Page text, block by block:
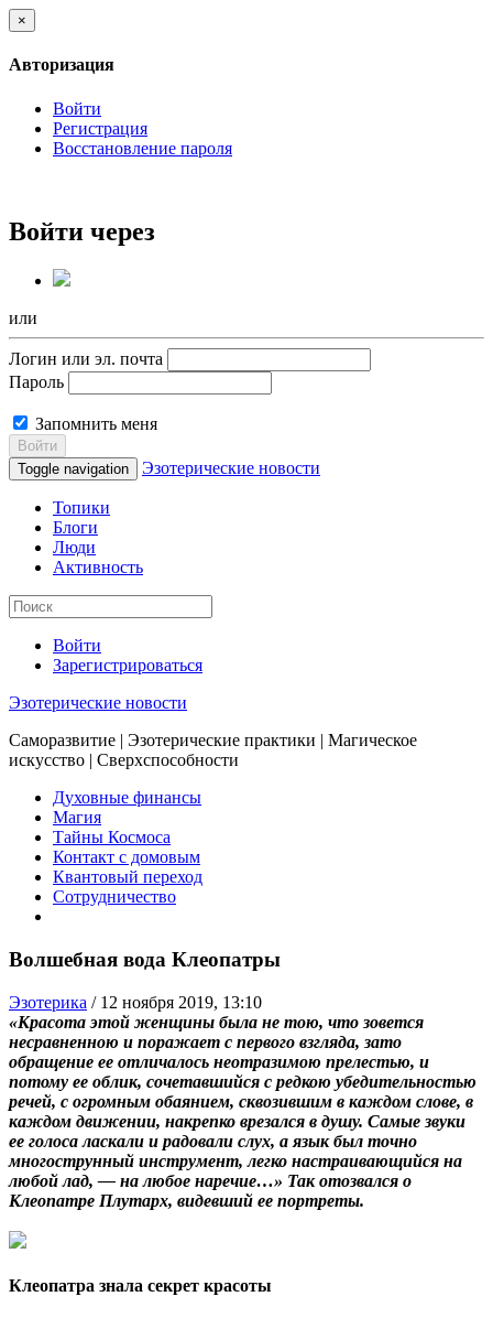
×
Авторизация
Войти
Регистрация
Восстановление пароля
Войти через
или
Логин или эл. почта
Пароль
Запомнить меня
Войти
Toggle navigation
Эзотерические новости
Топики
Блоги
Люди
Активность
Войти
Зарегистрироваться
Эзотерические новости
Саморазвитие | Эзотерические практики | Магическое
искусство | Сверхспособности
Духовные финансы
Магия
Тайны Космоса
Контакт с домовым
Квантовый переход
Сотрудничество
Волшебная вода Клеопатры
Эзотерика / 12 ноября 2019, 13:10
«Красота этой женщины была не тою, что зовется
несравненною и поражает с первого взгляда, зато
обращение ее отличалось неотразимою прелестью, и
потому ее облик, сочетавшийся с редкою убедительностью
речей, с огромным обаянием, сквозившим в каждом слове, в
каждом движении, накрепко врезался в душу. Самые звуки
ее голоса ласкали и радовали слух, а язык был точно
многострунный инструмент, легко настраивающийся на
любой лад, — на любое наречие…» Так отозвался о
Клеопатре Плутарх, видевший ее портреты.
Клеопатра знала секрет красоты